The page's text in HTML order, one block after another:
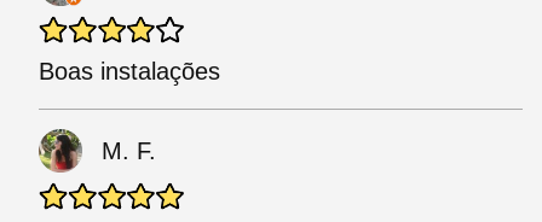
Boas instalações
M. F.